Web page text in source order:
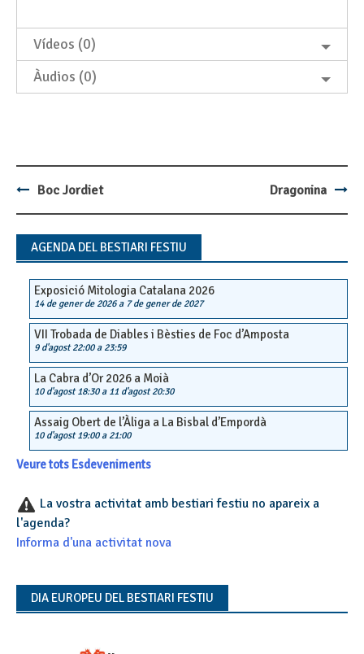
Vídeos (0)
Àudios (0)
Post
navigation
Boc Jordiet Dragonina
AGENDA DEL BESTIARI FESTIU
Exposició Mitologia Catalana 2026
14 de gener de 2026a 7 de gener de 2027
VII Trobada de Diables i Bèsties de Foc d’Amposta
9 d'agost 22:00a 23:59
La Cabra d’Or 2026 a Moià
10 d'agost 18:30a 11 d'agost 20:30
Assaig Obert de l’Àliga a La Bisbal d’Empordà
10 d'agost 19:00a 21:00
Veure tots Esdeveniments
La vostra activitat amb bestiari festiu no apareix a
l'agenda?
Informa d'una activitat nova
DIA EUROPEU DEL BESTIARI FESTIU